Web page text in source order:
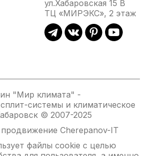
ПОТОК 12М
воздушной системы
КОМФОРТНОГО СНА
управления создает
для сна условия
ул.Хабаровская 15 В
ТЦ «МИРЭКС», 2 этаж
"Мир климата" -
системы и климатическое
© 2007-2025
Cherepanov-IT
файлы cookie с целью